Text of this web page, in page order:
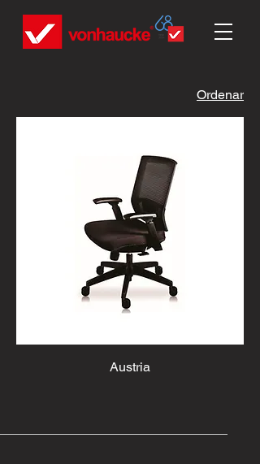
Ordenar
Austria